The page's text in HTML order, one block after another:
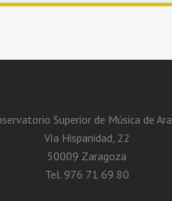
Superior de Música de
Vía Hispanidad, 22
50009 Zaragoza
Tel. 976 71 69 80